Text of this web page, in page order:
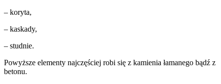
– koryta,
– kaskady,
– studnie.
Powyższe elementy najczęściej robi się z kamienia łamanego bądź z
betonu.